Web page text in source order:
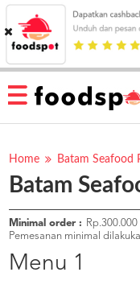
HOME
MENU
RESTAURANT
PESAN
OUR
COMPANY
KATA
MEREKA
KATALOG
Home Batam Seafood
Batam
Minimal order :
Rp.300.000
Pemesanan minimal
Menu 1